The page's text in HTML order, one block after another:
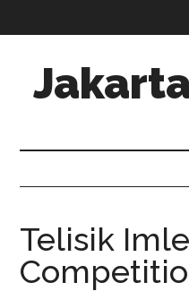
Telisik